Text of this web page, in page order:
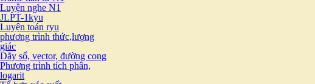
Luyện nghe N1
JLPT-1kyu
Luyện toán ryu
phương trình thức,lượng
giác
Dãy số, vector, đường cong
Phương trình tích phân,
logarit